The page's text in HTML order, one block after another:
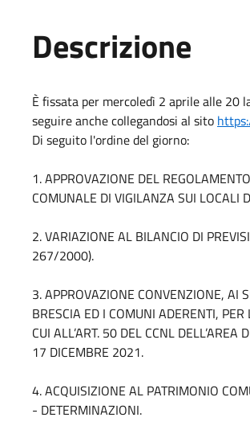
Descrizione
È fissata per mercoledì 2 aprile alle 20
seguire anche collegandosi al sito
Di seguito l'ordine del giorno:
1. APPROVAZIONE DEL
COMUNALE DI VIGILANZA SUI LOCALI
2. VARIAZIONE AL BILANCIO DI
267/2000).
3. APPROVAZIONE CONVENZIONE, AI
BRESCIA ED I COMUNI ADERENTI,
CUI ALL’ART. 50 DEL CCNL
17 DICEMBRE 2021.
4. ACQUISIZIONE AL PATRIMONIO
- DETERMINAZIONI.